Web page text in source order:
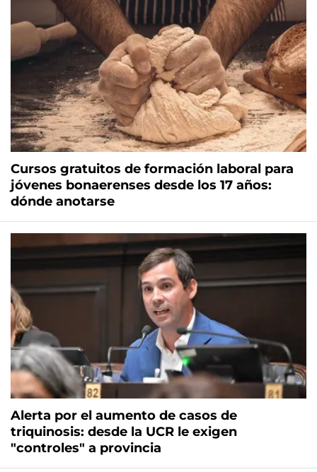
Cursos gratuitos de formación laboral para
jóvenes bonaerenses desde los 17 años:
dónde anotarse
Alerta por el aumento de casos de
triquinosis: desde la UCR le exigen
"controles" a provincia